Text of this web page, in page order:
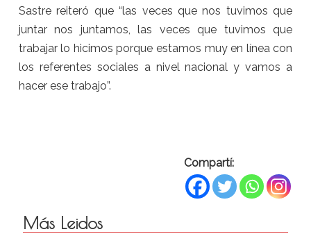
Sastre reiteró que “las veces que nos tuvimos que
juntar nos juntamos, las veces que tuvimos que
trabajar lo hicimos porque estamos muy en línea con
los referentes sociales a nivel nacional y vamos a
hacer ese trabajo”.
Compartí:
Más Leidos